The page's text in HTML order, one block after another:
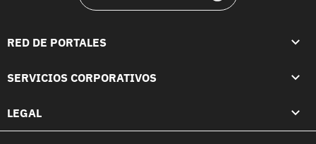
RED DE PORTALES
SERVICIOS CORPORATIVOS
LEGAL